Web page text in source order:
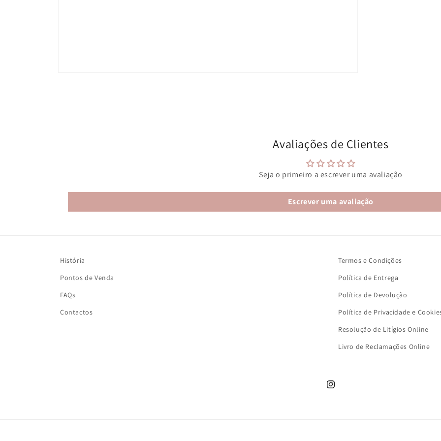
Avaliações de Clientes
Seja o primeiro a escrever uma avaliação
Escrever uma avaliação
História
Pontos de Venda
FAQs
Contactos
Termos e Condições
Política de Entrega
Política de Devolução
Política de Privacidade e
Resolução de Litígios Online
Livro de Reclamações Online
Instagram